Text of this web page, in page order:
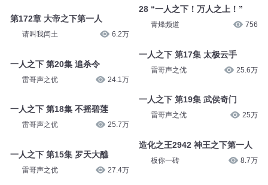
第172章 大帝之下第一人
请叫我闰土 6.2万
一人之下 第20集 追杀令
雷哥声之优 24.1万
一人之下 第18集 不摇碧莲
雷哥声之优 25.7万
一人之下 第15集 罗天大醮
雷哥声之优 27.4万
28 “一人之下！万人之上！”
青烽频道 756
一人之下 第17集 太极云手
雷哥声之优 25.6万
一人之下 第19集 武侯奇门
雷哥声之优 25万
造化之王2942 神王之下第一人
板你一砖 8.7万